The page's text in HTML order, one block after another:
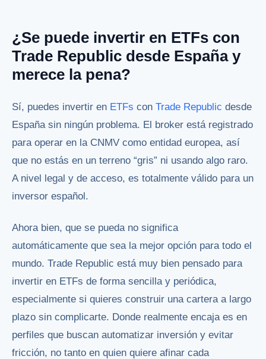
¿Se puede invertir en ETFs con
Trade Republic desde España y
merece la pena?
Sí, puedes invertir en ETFs con Trade Republic desde
España sin ningún problema. El broker está registrado
para operar en la CNMV como entidad europea, así
que no estás en un terreno “gris” ni usando algo raro.
A nivel legal y de acceso, es totalmente válido para un
inversor español.
Ahora bien, que se pueda no significa
automáticamente que sea la mejor opción para todo el
mundo. Trade Republic está muy bien pensado para
invertir en ETFs de forma sencilla y periódica,
especialmente si quieres construir una cartera a largo
plazo sin complicarte. Donde realmente encaja es en
perfiles que buscan automatizar inversión y evitar
fricción, no tanto en quien quiere afinar cada